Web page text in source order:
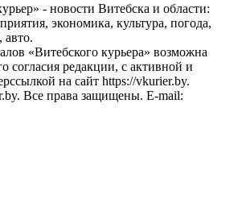
- новости Витебска и области:
экономика, культура, погода,
авто.
«Витебского курьера» возможна
согласия редакции, с активной и
на сайт https://vkurier.by.
Все права защищены. E-mail: